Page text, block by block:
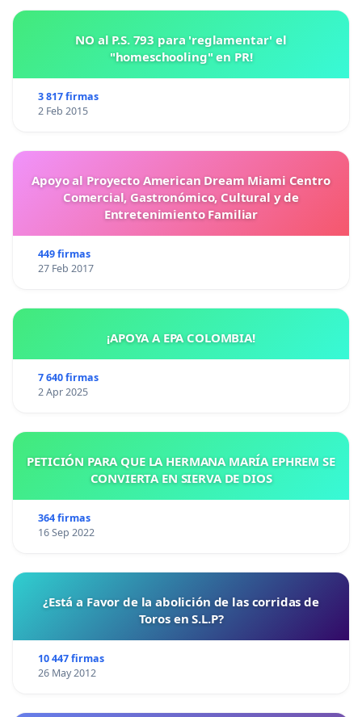
NO al P.S. 793 para 'reglamentar' el
"homeschooling" en PR!
3 817 firmas
2 Feb 2015
Apoyo al Proyecto American Dream Miami Centro
Comercial, Gastronómico, Cultural y de
Entretenimiento Familiar
449 firmas
27 Feb 2017
¡APOYA A EPA COLOMBIA!
7 640 firmas
2 Apr 2025
PETICIÓN PARA QUE LA HERMANA MARÍA EPHREM SE
CONVIERTA EN SIERVA DE DIOS
364 firmas
16 Sep 2022
¿Está a Favor de la abolición de las corridas de
Toros en S.L.P?
10 447 firmas
26 May 2012